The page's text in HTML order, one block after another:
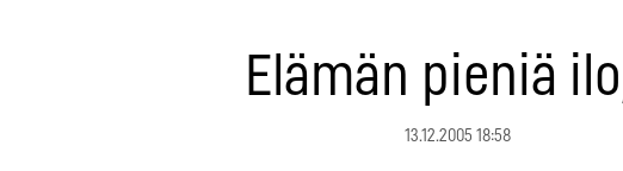
Elämän pieniä
13.12.2005 18:58